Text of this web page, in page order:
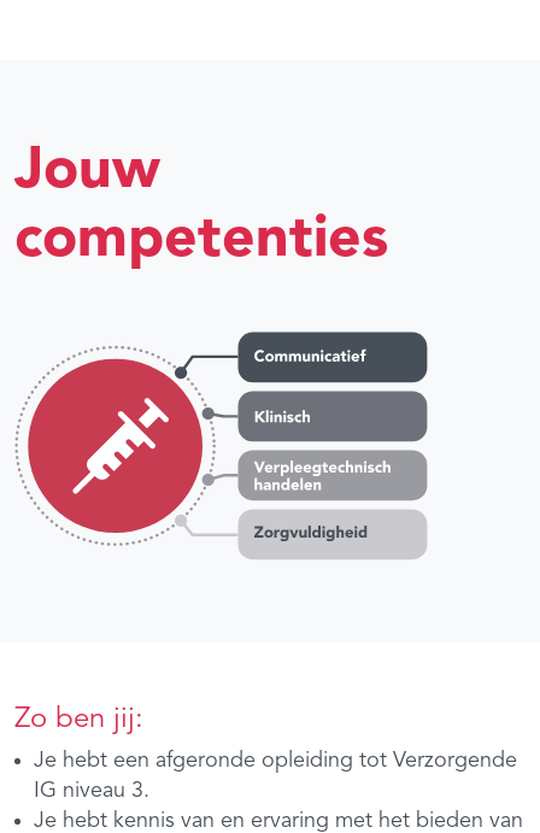
Jouw
competenties
Zo ben jij:
Je hebt een afgeronde opleiding tot Verzorgende
IG niveau 3.
Je hebt kennis van en ervaring met het bieden van